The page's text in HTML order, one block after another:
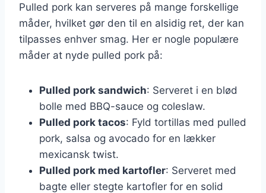
Pulled pork kan serveres på mange forskellige
måder, hvilket gør den til en alsidig ret, der kan
tilpasses enhver smag. Her er nogle populære
måder at nyde pulled pork på:
Pulled pork sandwich: Serveret i en blød
bolle med BBQ-sauce og coleslaw.
Pulled pork tacos: Fyld tortillas med pulled
pork, salsa og avocado for en lækker
mexicansk twist.
Pulled pork med kartofler: Serveret med
bagte eller stegte kartofler for en solid